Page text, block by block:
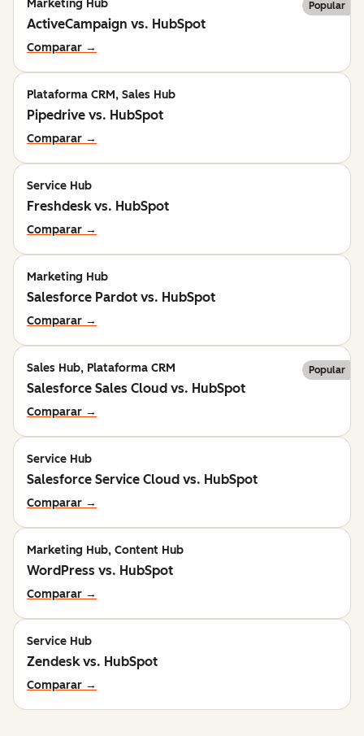
Marketing Hub Popular
ActiveCampaign vs. HubSpot
Comparar →
Plataforma CRM, Sales Hub
Pipedrive vs. HubSpot
Comparar →
Service Hub
Freshdesk vs. HubSpot
Comparar →
Marketing Hub
Salesforce Pardot vs. HubSpot
Comparar →
Sales Hub, Plataforma CRM Popular
Salesforce Sales Cloud vs. HubSpot
Comparar →
Service Hub
Salesforce Service Cloud vs. HubSpot
Comparar →
Marketing Hub, Content Hub
WordPress vs. HubSpot
Comparar →
Service Hub
Zendesk vs. HubSpot
Comparar →